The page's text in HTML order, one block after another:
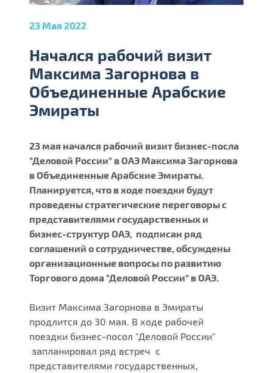
23 Мая 2022
Начался рабочий визит
Максима Загорнова в
Объединенные Арабские
Эмираты
23 мая начался рабочий визит бизнес-посла
"Деловой России" в ОАЭ Максима Загорнова
в Объединенные Арабские Эмираты.
Планируется, что в ходе поездки будут
проведены стратегические переговоры с
представителями государственных и
бизнес-структур ОАЭ, подписан ряд
соглашений о сотрудничестве, обсуждены
организационные вопросы по развитию
Торгового дома "Деловой России" в ОАЭ.
Визит Максима Загорнова в Эмираты
продлится до 30 мая. В ходе рабочей
поездки бизнес-посол "Деловой России"
запланировал ряд встреч с
представителями государственных,